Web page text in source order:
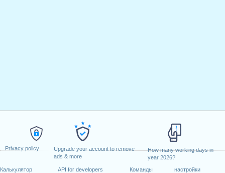
Privacy policy
Upgrade your account to remove
ads & more
How many working days in
year 2026?
Калькулятор
API for developers
Команды
настройки